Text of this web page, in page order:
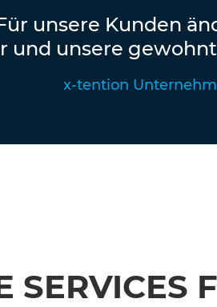
unsere Kunden
und unsere
x-tention
SERVICES